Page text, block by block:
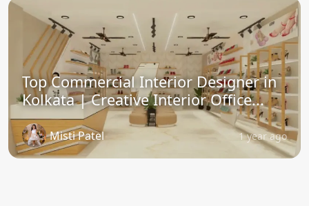
Top Commercial Interior Designer in
Kolkata | Creative Interior Office...
Misti Patel 1 year ago